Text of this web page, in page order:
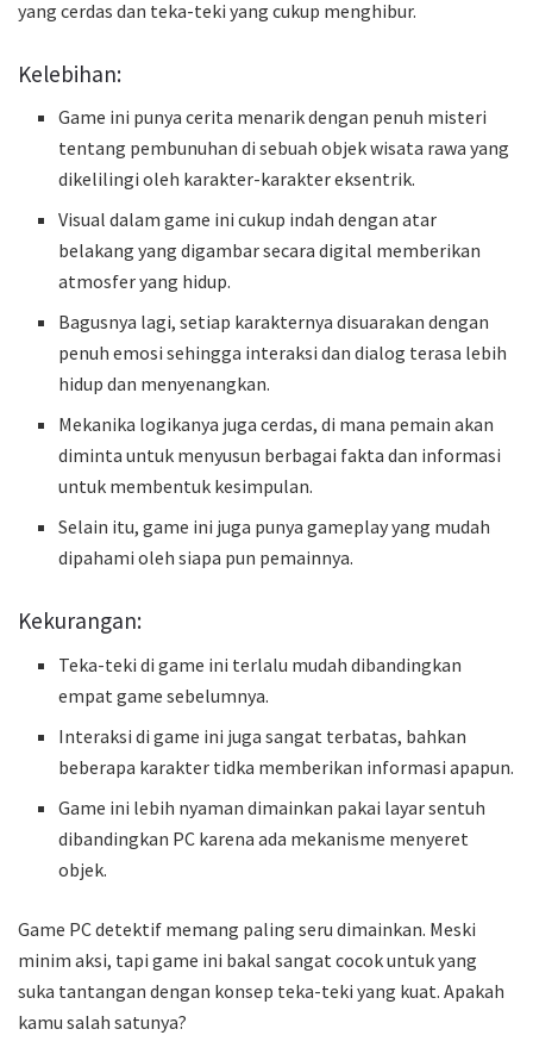
yang cerdas dan teka-teki yang cukup menghibur.
Kelebihan:
Game ini punya cerita menarik dengan penuh misteri
tentang pembunuhan di sebuah objek wisata rawa yang
dikelilingi oleh karakter-karakter eksentrik.
Visual dalam game ini cukup indah dengan atar
belakang yang digambar secara digital memberikan
atmosfer yang hidup.
Bagusnya lagi, setiap karakternya disuarakan dengan
penuh emosi sehingga interaksi dan dialog terasa lebih
hidup dan menyenangkan.
Mekanika logikanya juga cerdas, di mana pemain akan
diminta untuk menyusun berbagai fakta dan informasi
untuk membentuk kesimpulan.
Selain itu, game ini juga punya gameplay yang mudah
dipahami oleh siapa pun pemainnya.
Kekurangan:
Teka-teki di game ini terlalu mudah dibandingkan
empat game sebelumnya.
Interaksi di game ini juga sangat terbatas, bahkan
beberapa karakter tidka memberikan informasi apapun.
Game ini lebih nyaman dimainkan pakai layar sentuh
dibandingkan PC karena ada mekanisme menyeret
objek.
Game PC detektif memang paling seru dimainkan. Meski
minim aksi, tapi game ini bakal sangat cocok untuk yang
suka tantangan dengan konsep teka-teki yang kuat. Apakah
kamu salah satunya?